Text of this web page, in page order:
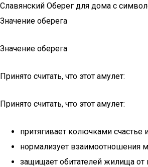
Славянский Оберег для дома с
Значение оберега
Значение оберега
Принято считать, что этот амулет:
Принято считать, что этот амулет:
притягивает колючками счастье
нормализует взаимоотношения
защищает обитателей жилища от